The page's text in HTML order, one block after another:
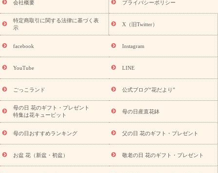
フト・プレゼント特集
敬老の日の花 全てのギフト一覧
キャン
ペーン
「きょう誕生日なんです」キャンペーン
探す
誕生日フラワーギフト 誕生日フラワーギフト特集
誕生
日フラワーギフト商品一覧
ユリ トルコキキョウ
誕生花(トルコキキョウ)
9月の誕生花(リンドウ)
誕生日セット
ギフト
「きょう誕生日なんです」キャンペーン
用途から探す お祝いの花特集 当日配達特急便
お祝い商品
一覧
お祝い 新築・引っ越し祝い
結婚記念日
結婚祝い 出産祝い 退院祝い・快気祝い
還暦
祝い・長寿祝い
プチギフト ペットのお祝いフラワー
元・暑中見舞い
敬老の日
お供え
お供え・お悔やみ商品一覧 お供え・お悔やみの花
十九日法要以降に贈る花
通夜・葬儀に贈る花
お供え お花とセッ
お盆（新盆・初盆）
お祝い返し お見舞い
お取り
会社概要 プライバシーポリシー
特定商取引に関する法律に基づく表
示
X（旧Twitter）
facebook Instagram
YouTube LINE
ごっこランド 公式ブログ“花だより”
母の日 花のギフト・プレゼント
特集は花キューピット
母の日産直花鉢
母の日おすすめランキング 父の日 花のギフト・プレゼント
お盆 花（新盆・初盆） 敬老の日 花のギフト・プレゼント